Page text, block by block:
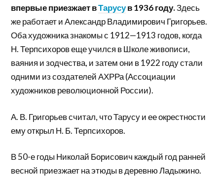
впервые приезжает вТарусув 1936 году.Здесь
же работает и Александр Владимирович Григорьев.
Оба художника знакомы с 1912—1913 годов, когда
Н. Терпсихоров еще учился в Школе живописи,
ваяния и зодчества, и затем они в 1922 году стали
одними из создателей АХРРа (Ассоциации
художников революционной России).
А. В. Григорьев считал, что Тарусу и ее окрестности
ему открыл Н. Б. Терпсихоров.
В 50-е годы Николай Борисович каждый год ранней
весной приезжает на этюды в деревню Ладыжино.